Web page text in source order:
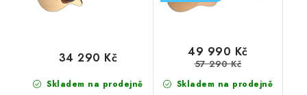
Skladem na prodejně
34 290 Kč
Skladem na prodejně
49 990 Kč
57 290 Kč